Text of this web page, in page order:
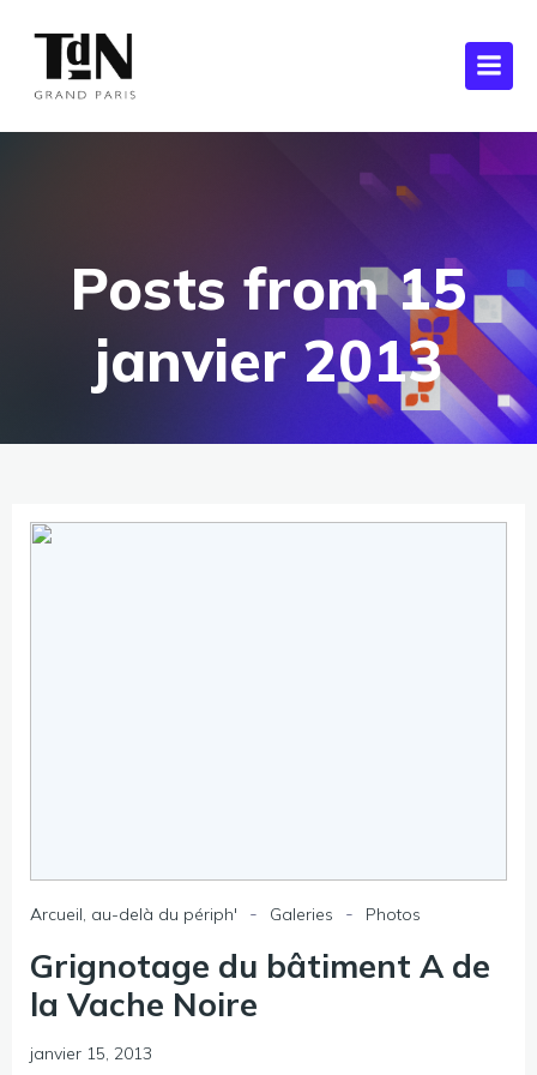
Posts from 15
janvier 2013
Arcueil, au-delà du périph' - Galeries - Photos
Grignotage du bâtiment A de
la Vache Noire
janvier 15, 2013